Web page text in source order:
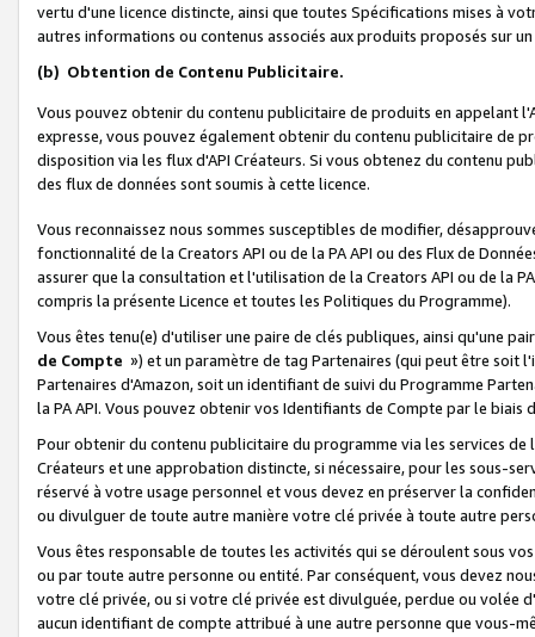
vertu d'une licence distincte, ainsi que toutes Spécifications mises à
autres informations ou contenus associés aux produits proposés sur
(b) Obtention de Contenu Publicitaire.
Vous pouvez obtenir du contenu publicitaire de produits en appelant
expresse, vous pouvez également obtenir du contenu publicitaire de
disposition via les flux d'API Créateurs. Si vous obtenez du contenu
des flux de données sont soumis à cette licence.
Vous reconnaissez nous sommes susceptibles de modifier,
fonctionnalité de la Creators API ou de la PA API ou des Flux de
assurer que la consultation et l'utilisation de la Creators API ou de la
compris la présente Licence et toutes les Politiques du Programme).
Vous êtes tenu(e) d'utiliser une paire de clés publiques, ainsi qu'une
de Compte ») et un paramètre de tag Partenaires (qui peut être soit
Partenaires d'Amazon, soit un identifiant de suivi du Programme
la PA API. Vous pouvez obtenir vos Identifiants de Compte par le biais
Pour obtenir du contenu publicitaire du programme via les services
Créateurs et une approbation distincte, si nécessaire, pour les sous-
réservé à votre usage personnel et vous devez en préserver la
ou divulguer de toute autre manière votre clé privée à toute autre
Vous êtes responsable de toutes les activités qui se déroulent sous
ou par toute autre personne ou entité. Par conséquent, vous devez
votre clé privée, ou si votre clé privée est divulguée, perdue ou volée
aucun identifiant de compte attribué à une autre personne que vous-